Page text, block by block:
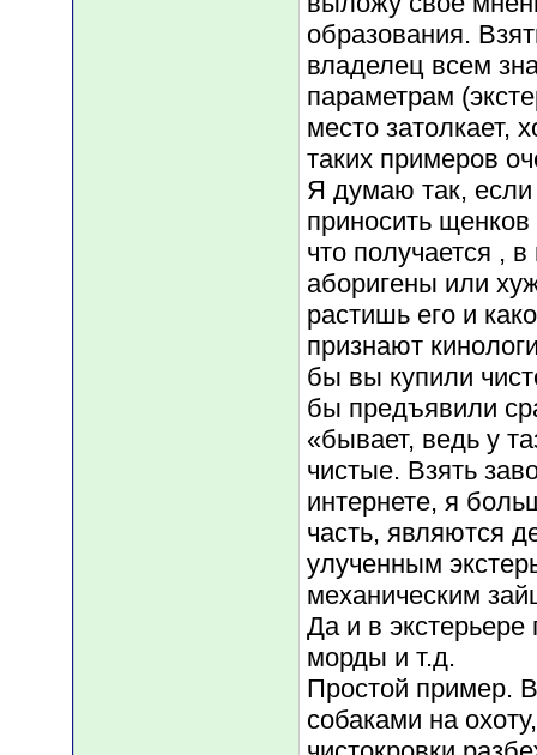
образования.
владелец всем
параметрам
место затолкает,
таких примеров
Я думаю так, если
приносить
что получается ,
аборигены или
растишь его и
признают
бы вы купили
бы предъявили
«бывает, ведь у
чистые. Взять
интернете, я
часть, являются
улученным
механическим
Да и в
морды и т.д.
Простой пример.
собаками на